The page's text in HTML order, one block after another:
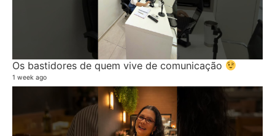
Os bastidores de quem vive de comunicação
1 week ago